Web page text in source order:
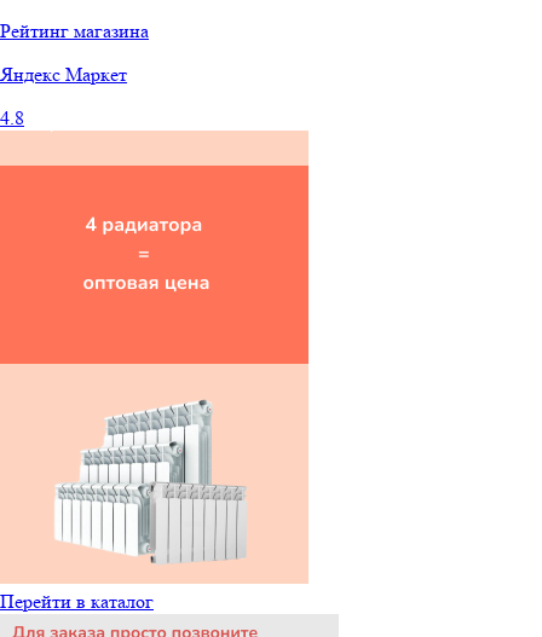
Рейтинг магазина
Яндекс Маркет
4.8
Перейти в каталог